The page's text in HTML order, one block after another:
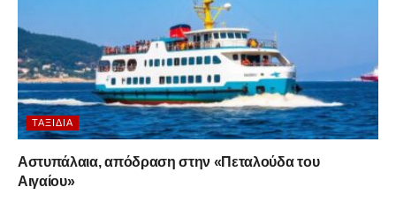
ΤΑΞΊΔΙΑ
Αστυπάλαια, απόδραση στην «Πεταλούδα του
Αιγαίου»